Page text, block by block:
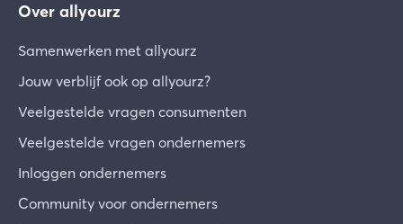
Over allyourz
Samenwerken met allyourz
Jouw verblijf ook op allyourz?
Veelgestelde vragen consumenten
Veelgestelde vragen ondernemers
Inloggen ondernemers
Community voor ondernemers